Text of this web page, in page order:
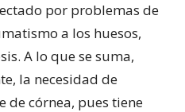
por problemas de
a los huesos,
A lo que se suma,
la necesidad de
de córnea, pues tiene